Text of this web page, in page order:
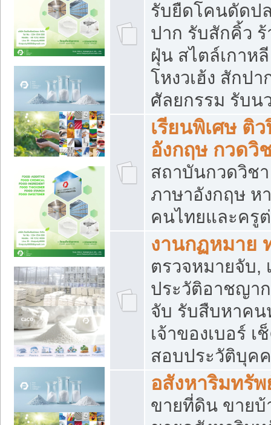
รับยืดโคนดัดป
ปาก รับสักคิ้ว
ฝุ่น สไตล์เกาห
โหงวเฮ้ง สักป
ศัลยกรรม รับน
เรียนพิเศษ ติ
อังกฤษ กวดวิ
สถาบันกวดวิช
ภาษาอังกฤษ ห
คนไทยและครู
งานกฏหมาย
ตรวจหมายจับ,
ประวัติอาชญา
จับ รับสืบหาคน
เจ้าของเบอร์
สอบประวัติบุค
อสังหาริมทรัพ
ขายที่ดิน ขายบ้